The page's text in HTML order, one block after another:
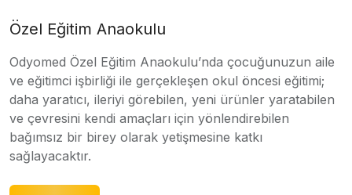
Özel Eğitim Anaokulu
Odyomed Özel Eğitim Anaokulu’nda çocuğunuzun aile
ve eğitimci işbirliği ile gerçekleşen okul öncesi eğitimi;
daha yaratıcı, ileriyi görebilen, yeni ürünler yaratabilen
ve çevresini kendi amaçları için yönlendirebilen
bağımsız bir birey olarak yetişmesine katkı
sağlayacaktır.